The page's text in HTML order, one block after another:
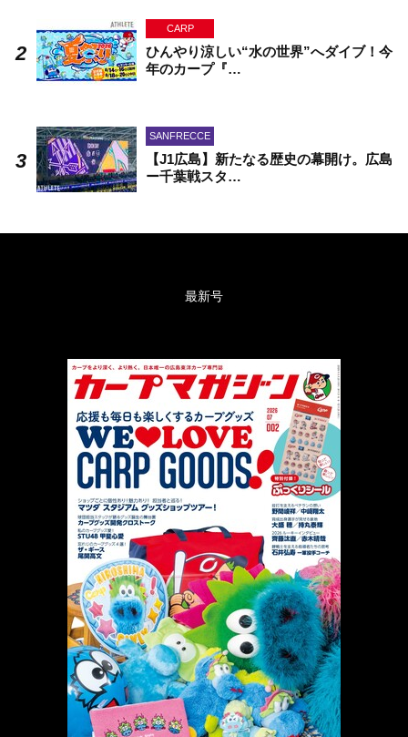
CARP
ひんやり涼しい“水の世界”へダイブ！今
年のカープ『…
SANFRECCE
【J1広島】新たなる歴史の幕開け。広島
ー千葉戦スタ…
最新号